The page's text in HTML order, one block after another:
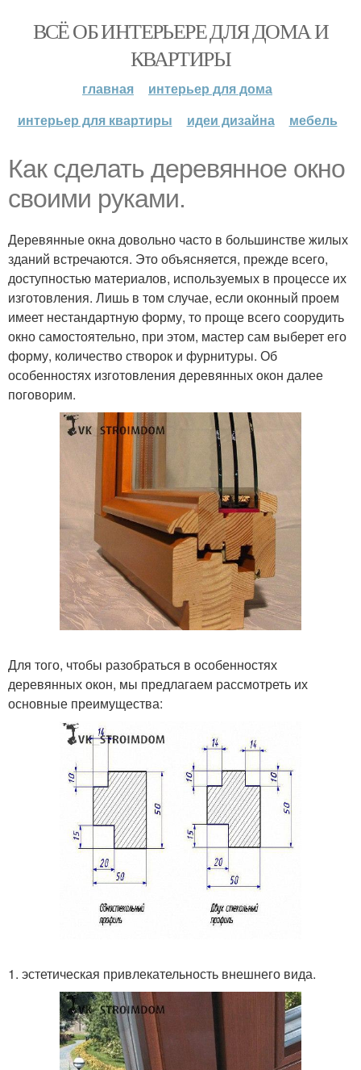
ВСЁ ОБ ИНТЕРЬЕРЕ ДЛЯ ДОМА И
КВАРТИРЫ
главная
интерьер для дома
интерьер для квартиры
идеи дизайна мебель
Как сделать деревянное окно
своими руками.
Деревянные окна довольно часто в большинстве жилых
зданий встречаются. Это объясняется, прежде всего,
доступностью материалов, используемых в процессе их
изготовления. Лишь в том случае, если оконный проем
имеет нестандартную форму, то проще всего соорудить
окно самостоятельно, при этом, мастер сам выберет его
форму, количество створок и фурнитуры. Об
особенностях изготовления деревянных окон далее
поговорим.
Для того, чтобы разобраться в особенностях
деревянных окон, мы предлагаем рассмотреть их
основные преимущества:
1. эстетическая привлекательность внешнего вида.